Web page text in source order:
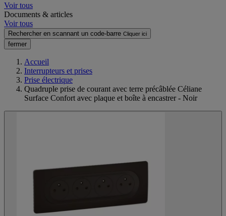
Voir tous
Documents & articles
Voir tous
Rechercher en scannant un code-barre Cliquer ici
fermer
Accueil
Interrupteurs et prises
Prise électrique
Quadruple prise de courant avec terre précâblée Céliane
Surface Confort avec plaque et boîte à encastrer - Noir